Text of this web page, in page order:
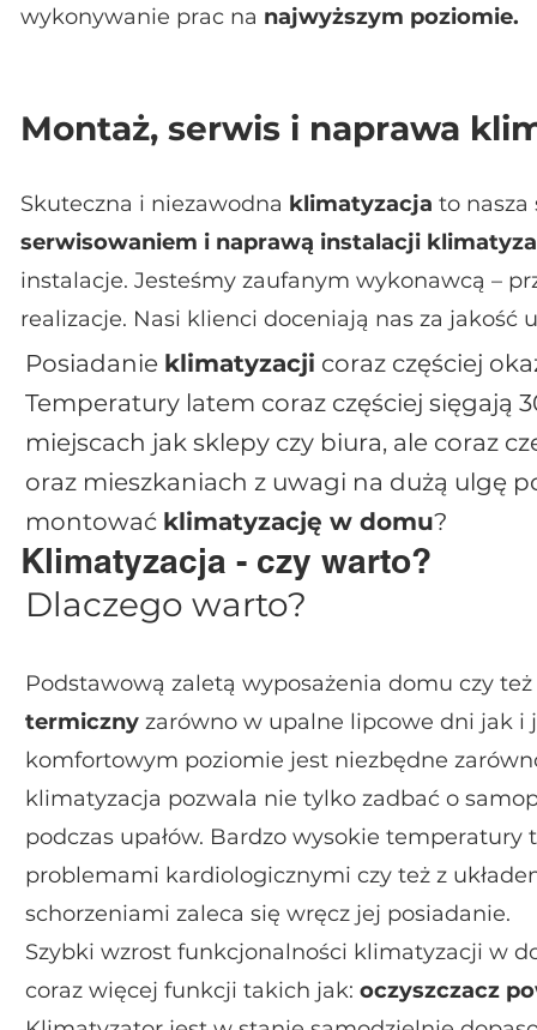
wykonywanie prac na najwyższym poziomie.
Skuteczna i niezawodna klimatyzacja to
serwisowaniem i naprawą instalacji
instalacje. Jesteśmy zaufanym wykonawcą –
realizacje. Nasi klienci doceniają nas za jakość
Montaż, serwis i naprawa
Klimatyzacja - czy warto?
Posiadanie klimatyzacji coraz częściej
Temperatury latem coraz częściej sięgają
miejscach jak sklepy czy biura, ale coraz
oraz mieszkaniach z uwagi na dużą ulgę
montować klimatyzację w domu?
Dlaczego warto?
Podstawową zaletą wyposażenia domu czy
termiczny zarówno w upalne lipcowe dni jak
komfortowym poziomie jest niezbędne
klimatyzacja pozwala nie tylko zadbać o
podczas upałów. Bardzo wysokie
problemami kardiologicznymi czy też z
schorzeniami zaleca się wręcz jej posiadanie.
Szybki wzrost funkcjonalności klimatyzacji w
coraz więcej funkcji takich jak: oczyszczacz